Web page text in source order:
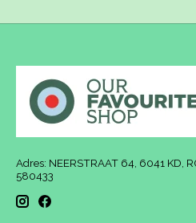
Adres: NEERSTRAAT 64, 6041 KD,
580433